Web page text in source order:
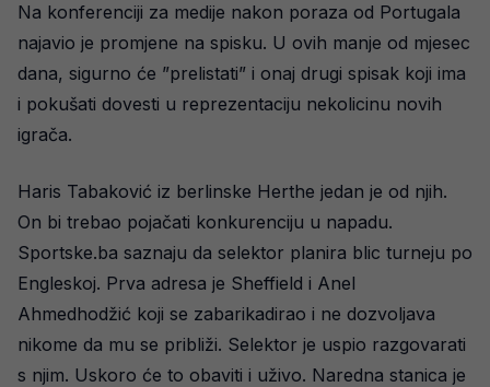
Na konferenciji za medije nakon poraza od Portugala
najavio je promjene na spisku. U ovih manje od mjesec
dana, sigurno će ”prelistati” i onaj drugi spisak koji ima
i pokušati dovesti u reprezentaciju nekolicinu novih
igrača.
Haris Tabaković iz berlinske Herthe jedan je od njih.
On bi trebao pojačati konkurenciju u napadu.
Sportske.ba saznaju da selektor planira blic turneju po
Engleskoj. Prva adresa je Sheffield i Anel
Ahmedhodžić koji se zabarikadirao i ne dozvoljava
nikome da mu se približi. Selektor je uspio razgovarati
s njim. Uskoro će to obaviti i uživo. Naredna stanica je